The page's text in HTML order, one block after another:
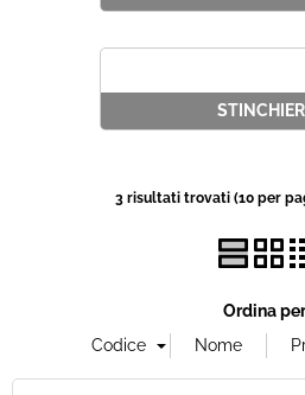
3 risultati trovati (10 per
Ordina